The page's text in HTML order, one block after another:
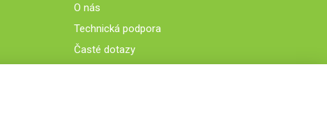
O nás
Technická podpora
Časté dotazy